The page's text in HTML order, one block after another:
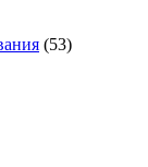
(53)